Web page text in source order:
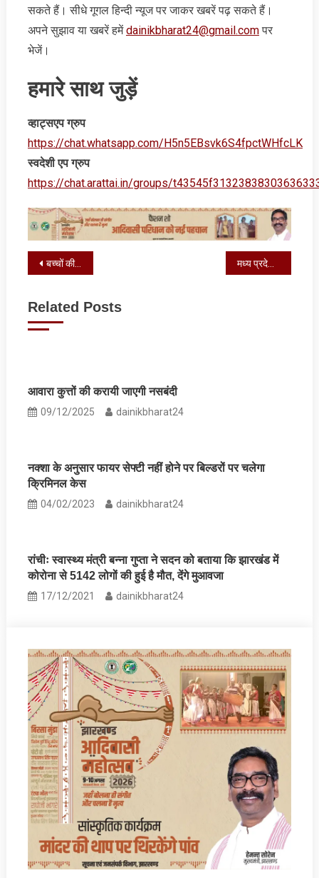
सकते हैं। सीधे गूगल हिन्‍दी न्‍यूज पर जाकर खबरें पढ़ सकते हैं।
अपने सुझाव या खबरें हमेंdainikbharat24@gmail.comपर
भेजें।
हमारे साथ जुड़ें
व्‍हाट्सएप ग्रुप
https://chat.whatsapp.com/H5n5EBsvk6S4fpctWHfcLK
स्‍वदेशी एप ग्रुप
https://chat.arattai.in/groups/
Post
बच्चों की ऊर्जा, उत्साह और रचनात्मकता से जीवंत हुए झारखंड के विद्यालय मध्य प्रदेश में उर्टन और धीरौली खदानों से कोयले का उत्पादन शुरू
Related Posts
आवारा कुत्तों की करायी जाएगी नसबंदी
09/12/2025 dainikbharat24
नक्शा के अनुसार फायर सेफ्टी नहीं होने पर बिल्डरों पर चलेगा
क्रिमिनल केस
04/02/2023 dainikbharat24
रांचीः स्वास्थ्य मंत्री बन्ना गुप्ता ने सदन को बताया कि झारखंड में
कोरोना से 5142 लोगों की हुई है मौत, देंगे मुआवजा
17/12/2021 dainikbharat24